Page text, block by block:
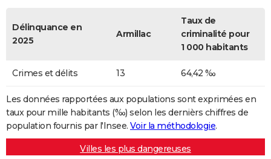
Délinquance en
2025
Armillac
Taux de
criminalité pour
1 000 habitants
Crimes et délits 13 64,42 ‰
Les données rapportées aux populations sont exprimées en
taux pour mille habitants (‰) selon les dernièrs chiffres de
population fournis par l'Insee. Voir la méthodologie.
Villes les plus dangereuses